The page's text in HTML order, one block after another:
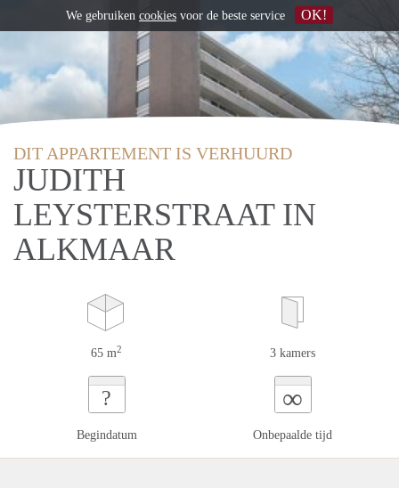
DIT APPARTEMENT IS VERHUURD
JUDITH
LEYSTERSTRAAT IN
ALKMAAR
65 m2 3 kamers
?
Begindatum
∞
Onbepaalde tijd
We gebruiken cookies voor de beste service OK!